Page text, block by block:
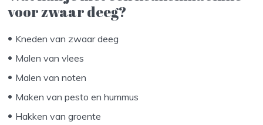
voor zwaar deeg?
Kneden van zwaar deeg
Malen van vlees
Malen van noten
Maken van pesto en hummus
Hakken van groente